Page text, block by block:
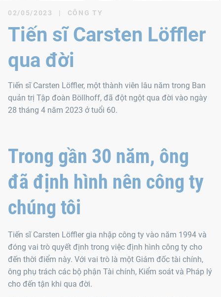
02/05/2023 | CÔNG TY
Tiến sĩ Carsten Löffler
qua đời
Tiến sĩ Carsten Löffler, một thành viên lâu năm trong Ban
quản trị Tập đoàn Böllhoff, đã đột ngột qua đời vào ngày
28 tháng 4 năm 2023 ở tuổi 60.
Trong gần 30 năm, ông
đã định hình nên công ty
chúng tôi
Tiến sĩ Carsten Löffler gia nhập công ty vào năm 1994 và
đóng vai trò quyết định trong việc định hình công ty cho
đến thời điểm này. Với vai trò là một Giám đốc tài chính,
ông phụ trách các bộ phận Tài chính, Kiểm soát và Pháp lý
cho đến tận khi qua đời.